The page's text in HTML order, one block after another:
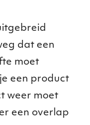
dat een
moet
een product
weer moet
een overlap